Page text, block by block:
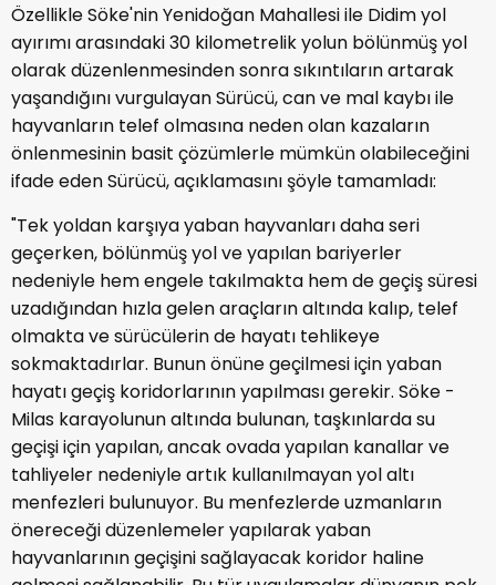
Özellikle Söke'nin Yenidoğan Mahallesi ile Didim yol
ayırımı arasındaki 30 kilometrelik yolun bölünmüş yol
olarak düzenlenmesinden sonra sıkıntıların artarak
yaşandığını vurgulayan Sürücü, can ve mal kaybı ile
hayvanların telef olmasına neden olan kazaların
önlenmesinin basit çözümlerle mümkün olabileceğini
ifade eden Sürücü, açıklamasını şöyle tamamladı:
"Tek yoldan karşıya yaban hayvanları daha seri
geçerken, bölünmüş yol ve yapılan bariyerler
nedeniyle hem engele takılmakta hem de geçiş süresi
uzadığından hızla gelen araçların altında kalıp, telef
olmakta ve sürücülerin de hayatı tehlikeye
sokmaktadırlar. Bunun önüne geçilmesi için yaban
hayatı geçiş koridorlarının yapılması gerekir. Söke -
Milas karayolunun altında bulunan, taşkınlarda su
geçişi için yapılan, ancak ovada yapılan kanallar ve
tahliyeler nedeniyle artık kullanılmayan yol altı
menfezleri bulunuyor. Bu menfezlerde uzmanların
önereceği düzenlemeler yapılarak yaban
hayvanlarının geçişini sağlayacak koridor haline